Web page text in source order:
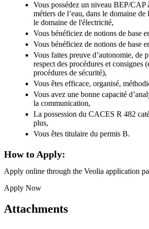
Vous possédez un niveau BEP/CAP
métiers de l’eau, dans le domaine
le domaine de l'électricité,
Vous bénéficiez de notions de base
Vous bénéficiez de notions de base
Vous faites preuve d’autonomie, de
respect des procédures et consignes
procédures de sécurité),
Vous êtes efficace, organisé,
Vous avez une bonne capacité
la communication,
La possession du CACES R 482
plus,
Vous êtes titulaire du permis B.
How to Apply:
Apply online through the Veolia application
Apply Now
Attachments